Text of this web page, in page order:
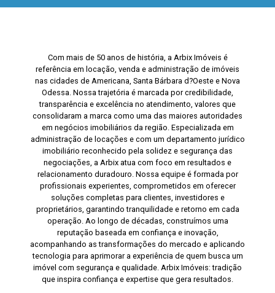
Com mais de 50 anos de história, a Arbix Imóveis é
referência em locação, venda e administração de imóveis
nas cidades de Americana, Santa Bárbara d?Oeste e Nova
Odessa. Nossa trajetória é marcada por credibilidade,
transparência e excelência no atendimento, valores que
consolidaram a marca como uma das maiores autoridades
em negócios imobiliários da região. Especializada em
administração de locações e com um departamento jurídico
imobiliário reconhecido pela solidez e segurança das
negociações, a Arbix atua com foco em resultados e
relacionamento duradouro. Nossa equipe é formada por
profissionais experientes, comprometidos em oferecer
soluções completas para clientes, investidores e
proprietários, garantindo tranquilidade e retorno em cada
operação. Ao longo de décadas, construímos uma
reputação baseada em confiança e inovação,
acompanhando as transformações do mercado e aplicando
tecnologia para aprimorar a experiência de quem busca um
imóvel com segurança e qualidade. Arbix Imóveis: tradição
que inspira confiança e expertise que gera resultados.